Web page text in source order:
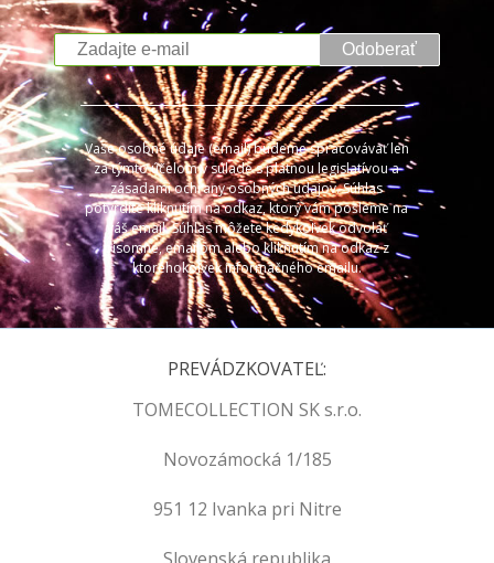
Odoberať
Vaše osobné údaje (email) budeme spracovávať len
za týmto účelom v súlade s platnou legislatívou a
zásadami ochrany osobných údajov. Súhlas
potvrdíte kliknutím na odkaz, ktorý vám pošleme na
váš email. Súhlas môžete kedykoľvek odvolať
písomne, emailom alebo kliknutím na odkaz z
ktoréhokoľvek informačného emailu.
PREVÁDZKOVATEĽ:
TOMECOLLECTION SK s.r.o.
Novozámocká 1/185
951 12 Ivanka pri Nitre